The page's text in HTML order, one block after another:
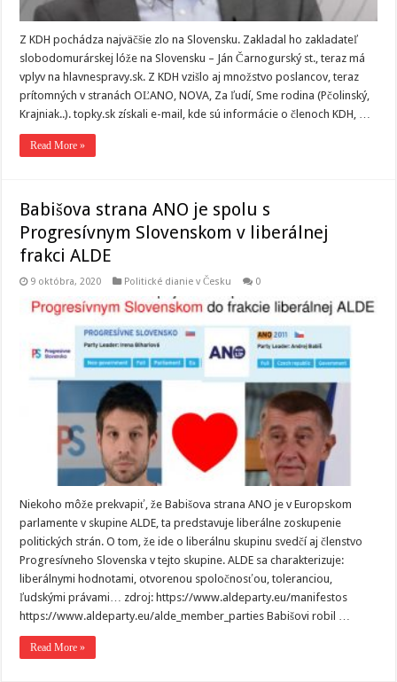
Z KDH pochádza najväčšie zlo na Slovensku. Zakladal ho zakladateľ
slobodomurárskej lóže na Slovensku – Ján Čarnogurský st., teraz má
vplyv na hlavnespravy.sk. Z KDH vzišlo aj množstvo poslancov, teraz
prítomných v stranách OĽANO, NOVA, Za ľudí, Sme rodina (Pčolinský,
Krajniak..). topky.sk získali e-mail, kde sú informácie o členoch KDH, …
Read More »
Babišova strana ANO je spolu s
Progresívnym Slovenskom v liberálnej
frakci ALDE
9 októbra, 2020 Politické dianie v Česku 0
Niekoho môže prekvapiť, že Babišova strana ANO je v Europskom
parlamente v skupine ALDE, ta predstavuje liberálne zoskupenie
politických strán. O tom, že ide o liberálnu skupinu svedčí aj členstvo
Progresívneho Slovenska v tejto skupine. ALDE sa charakterizuje:
liberálnymi hodnotami, otvorenou spoločnosťou, toleranciou,
ľudskými právami… zdroj: https://www.aldeparty.eu/manifestos
https://www.aldeparty.eu/alde_member_parties Babišovi robil …
Read More »